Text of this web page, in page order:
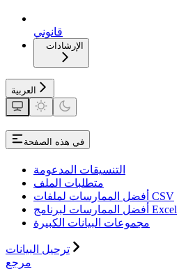
قانوني
الإرشادات
العربية
في هذه الصفحة
التنسيقات المدعومة
متطلبات الملف
أفضل الممارسات لملفات CSV
أفضل الممارسات لبرنامج Excel
مجموعات البيانات الكبيرة
ترحيل البيانات
مرجع